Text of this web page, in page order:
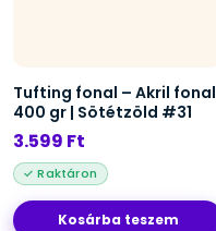
Tufting fonal – Akril fonal
400 gr | Sötétzöld #31
3.599 Ft
Kosárba teszem